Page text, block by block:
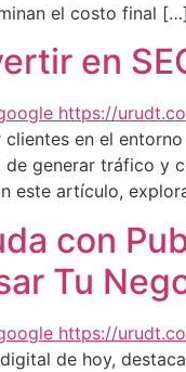
el costo final […]
en
en el
generar tráfico y
este artículo,
con
Tu
de hoy,